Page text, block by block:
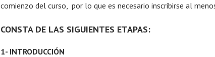
comienzo del curso, por lo que es necesario inscribirse al
CONSTA DE LAS SIGUIENTES ETAPAS:
1- INTRODUCCIÓN